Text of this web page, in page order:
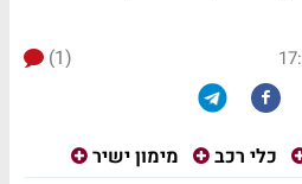
(1)
כלי רכב מימון ישיר